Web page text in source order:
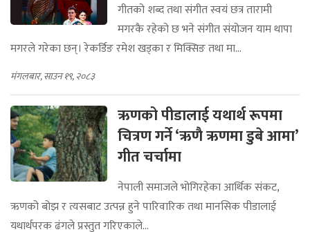
गीतको शब्द तथा संगीत स्वयं छत्र तारामी
मगरकै रहेको छ भने संगीत संयोजन याम थापा
मगरले गरेका छन्। रेकर्डिङ रमेश खड्का र मिक्सिङ तथा मा...
मंगलबार, साउन १९, २०८३
ऋणको पीडालाई यथार्थ रूपमा
चित्रण गर्ने ‘ऋणै ऋणमा डुबे आमा’
गीत चर्चामा
नेपाली समाजले भोगिरहेका आर्थिक संकट,
ऋणको बोझ र त्यसबाट उत्पन्न हुने पारिवारिक तथा मानसिक पीडालाई
यथार्थपरक ढंगले प्रस्तुत गरिएकाले...